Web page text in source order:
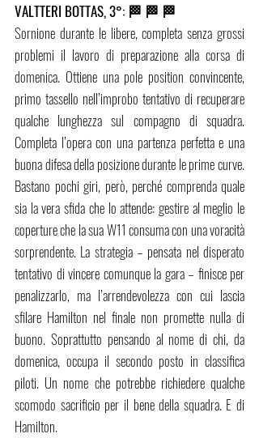
VALTTERI BOTTAS, 3°: 🏁 🏁 🏁
Sornione durante le libere, completa senza grossi
problemi il lavoro di preparazione alla corsa di
domenica. Ottiene una pole position convincente,
primo tassello nell’improbo tentativo di recuperare
qualche lunghezza sul compagno di squadra.
Completa l’opera con una partenza perfetta e una
buona difesa della posizione durante le prime curve.
Bastano pochi giri, però, perché comprenda quale
sia la vera sfida che lo attende: gestire al meglio le
coperture che la sua W11 consuma con una voracità
sorprendente. La strategia – pensata nel disperato
tentativo di vincere comunque la gara – finisce per
penalizzarlo, ma l’arrendevolezza con cui lascia
sfilare Hamilton nel finale non promette nulla di
buono. Soprattutto pensando al nome di chi, da
domenica, occupa il secondo posto in classifica
piloti. Un nome che potrebbe richiedere qualche
scomodo sacrificio per il bene della squadra. E di
Hamilton.